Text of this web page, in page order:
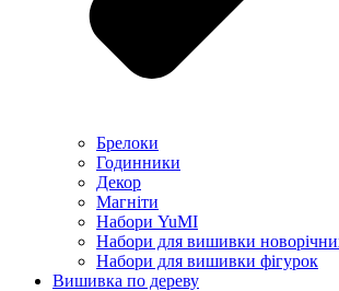
Брелоки
Годинники
Декор
Магніти
Набори YuMI
Набори для вишивки
Набори для вишивки фігурок
Вишивка по дереву